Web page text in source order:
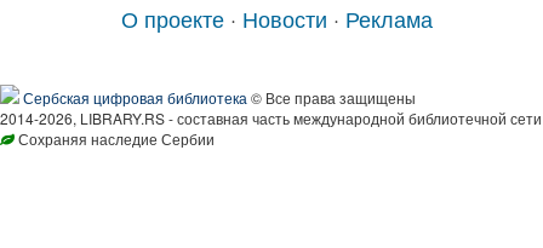
О проекте · Новости · Реклама
Сербская цифровая библиотека © Все права защищены
2014-2026, LIBRARY.RS - составная часть международной библиотечной
Сохраняя наследие Сербии